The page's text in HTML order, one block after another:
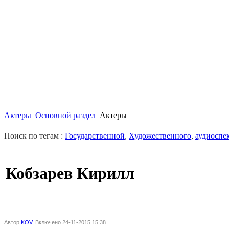
Актеры Основной раздел Актеры
Поиск по тегам : Государственной, Художественного,
Кобзарев Кирилл
Автор KOV, Включено 24-11-2015 15:38